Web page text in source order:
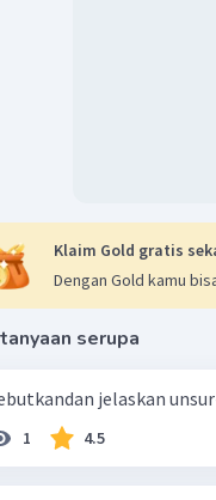
Klaim Gold gratis
Dengan Gold kamu
serupa
jelaskan
1 4.5